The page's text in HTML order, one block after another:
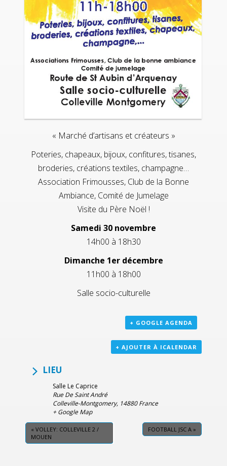
« Marché d’artisans et créateurs »
Poteries, chapeaux, bijoux, confitures, tisanes,
broderies, créations textiles, champagne…
Association Frimousses, Club de la Bonne
Ambiance, Comité de Jumelage
Visite du Père Noël !
Samedi 30 novembre
14h00 à 18h30
Dimanche 1er décembre
11h00 à 18h00
Salle socio-culturelle
+ GOOGLE AGENDA
+ AJOUTER À ICALENDAR
LIEU
Salle Le Caprice
Rue De Saint André
Colleville-Montgomery, 14880 France
+ Google Map
« VOLLEY: COLLEVILLE 2 /
MOUEN
FOOTBALL JSC A »